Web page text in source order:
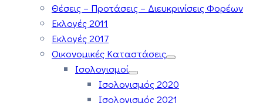
Θέσεις – Προτάσεις – Διευκρινίσεις Φορέων
Εκλογές 2011
Εκλογές 2017
Οικονομικές Καταστάσεις
Ισολογισμοί
Ισολογισμός 2020
Ισολογισμός 2021